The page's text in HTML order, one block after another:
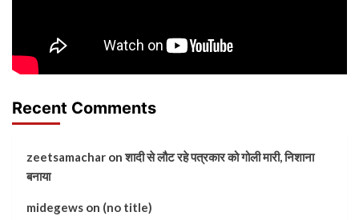
Recent Comments
zeetsamachar onशादी से लौट रहे पत्रकार को गोली मारी, निशाना
बनाया
midegews on (no title)